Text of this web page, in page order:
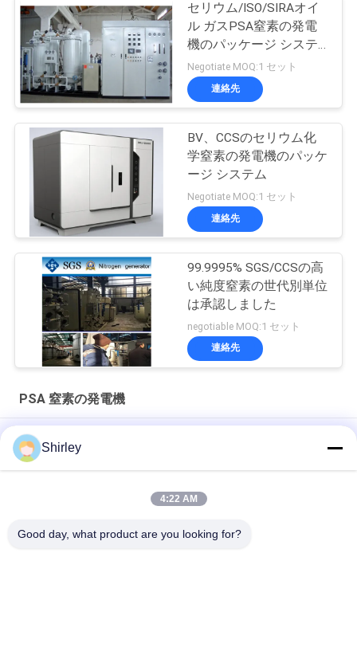
セリウム/ISO/SIRAオイ
ル ガスPSA窒素の発電
機のパッケージ システ
ム
Negotiate MOQ:1 セット
連絡先
BV、CCSのセリウム化
学窒素の発電機のパッケ
ージ システム
Negotiate MOQ:1 セット
連絡先
99.9995% SGS/CCSの高
い純度窒素の世代別単位
は承認しました
negotiable MOQ:1 セット
連絡先
PSA 窒素の発電機
ファイバーレーザー切削のための現場PSA窒素発電機 99.99%純
度と90%コスト削減
Shirley
4:22 AM
Good day, what product are you looking for?